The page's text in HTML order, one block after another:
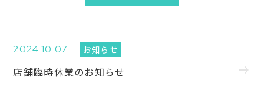
2024.10.07 お知らせ
店舗臨時休業のお知らせ arrow_right_alt